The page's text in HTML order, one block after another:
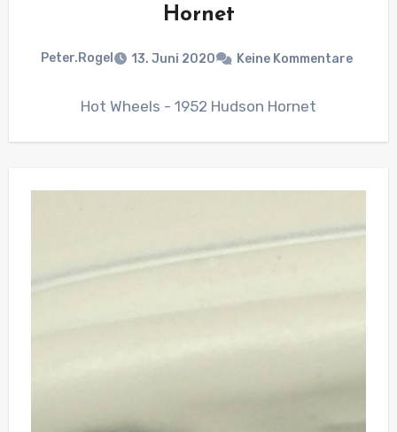
Hornet
Peter.Rogel 13. Juni 2020 Keine Kommentare
Hot Wheels - 1952 Hudson Hornet